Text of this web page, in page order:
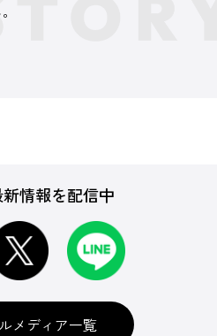
情報を配信中
メディア一覧